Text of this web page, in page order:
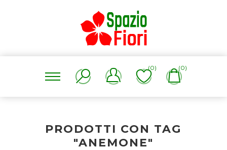
(0) (0)
PRODOTTI CON TAG
"ANEMONE"